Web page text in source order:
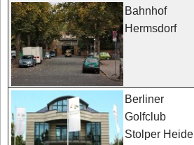
Bahnhof
Hermsdorf
Berliner
Golfclub
Stolper Heide